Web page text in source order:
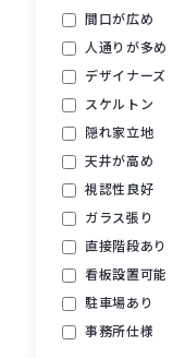
間口が広め
人通りが多め
デザイナーズ
スケルトン
隠れ家立地
天井が高め
視認性良好
ガラス張り
直接階段あり
看板設置可能
駐車場あり
事務所仕様